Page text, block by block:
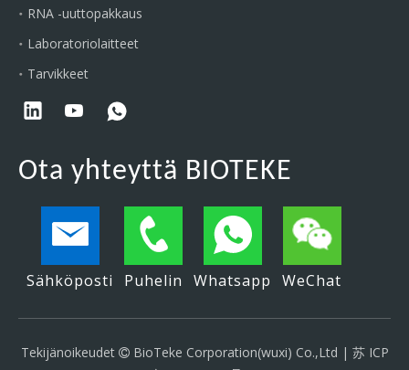
RNA -uuttopakkaus
Laboratoriolaitteet
Tarvikkeet
Ota yhteyttä BIOTEKE
Sähköposti Puhelin Whatsapp WeChat
Tekijänoikeudet BioTeke Corporation(wuxi) Co.,Ltd | 苏 ICP